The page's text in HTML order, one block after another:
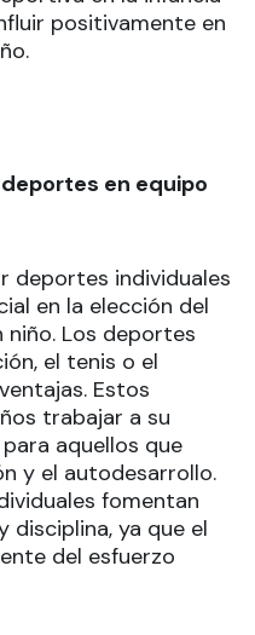
positivamente en
en equipo
deportes individuales
en la elección del
Los deportes
el tenis o el
Estos
trabajar a su
aquellos que
y el autodesarrollo.
fomentan
disciplina, ya que el
del esfuerzo